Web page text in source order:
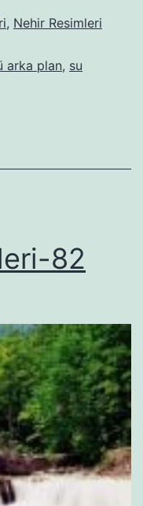
, Nehir Resimleri
arka plan, su
82